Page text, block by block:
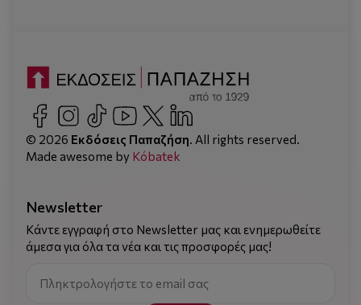
© 2026 Εκδόσεις Παπαζήση. All rights reserved.
Made awesome by Kόbatek
Newsletter
Κάντε εγγραφή στο Newsletter μας και ενημερωθείτε
άμεσα για όλα τα νέα και τις προσφορές μας!